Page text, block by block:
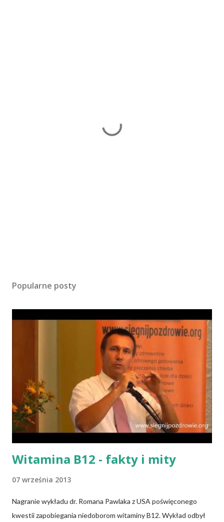
Popularne posty
Witamina B12 - fakty i mity
07 września 2013
Nagranie wykładu dr. Romana Pawlaka z USA poświęconego
kwestii zapobiegania niedoborom witaminy B12. Wykład odbył